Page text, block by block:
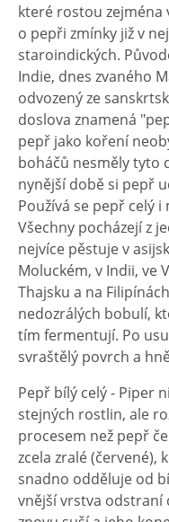
které rostou zejména
o pepři zmínky již v
staroindických.
Indie, dnes zvaného
odvozený ze
doslova znamená
pepř jako koření
boháčů nesměly tyto
nynější době si pepř
Používá se pepř celý
Všechny pocházejí z
nejvíce pěstuje v
Moluckém, v Indii, ve
Thajsku a na
nedozrálých bobulí,
tím fermentují. Po
svraštělý povrch a
Pepř bílý celý - Piper
stejných rostlin, ale
procesem než pepř
zcela zralé (červené),
snadno odděluje od
vnější vrstva odstraní